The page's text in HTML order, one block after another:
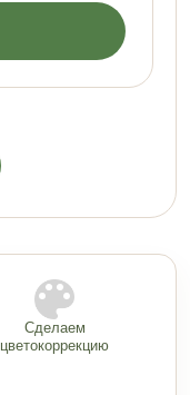
Сделаем
цветокоррекцию